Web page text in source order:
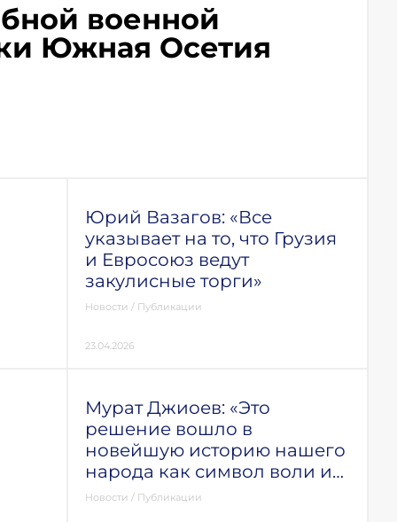
военной
Южная Осетия
Юрий Вазагов: «Все
указывает на то, что Грузия
и Евросоюз ведут
закулисные торги»
Новости / Публикации
23.04.2026
Мурат Джиоев: «Это
решение вошло в
новейшую историю нашего
народа как символ воли и
стремления к свободе»
Новости / Публикации